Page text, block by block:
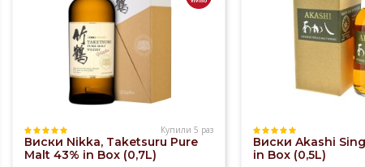
Купили 5 раз
Виски Nikka, Taketsuru Pure
Malt 43% in Box (0,7L)
Виски Akashi
in Box (0,5L)